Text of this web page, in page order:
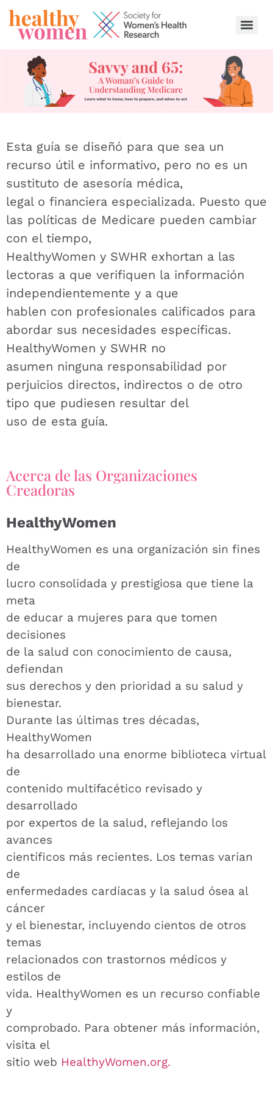
content
Esta guía se diseñó para que sea un
recurso útil e informativo, pero no es un
sustituto de asesoría médica,
legal o financiera especializada. Puesto que
las políticas de Medicare pueden cambiar
con el tiempo,
HealthyWomen y SWHR exhortan a las
lectoras a que verifiquen la información
independientemente y a que
hablen con profesionales calificados para
abordar sus necesidades específicas.
HealthyWomen y SWHR no
asumen ninguna responsabilidad por
perjuicios directos, indirectos o de otro
tipo que pudiesen resultar del
uso de esta guía.
Acerca de las Organizaciones
Creadoras
HealthyWomen
HealthyWomen es una organización sin fines
de
lucro consolidada y prestigiosa que tiene la
meta
de educar a mujeres para que tomen
decisiones
de la salud con conocimiento de causa,
defiendan
sus derechos y den prioridad a su salud y
bienestar.
Durante las últimas tres décadas,
HealthyWomen
ha desarrollado una enorme biblioteca virtual
de
contenido multifacético revisado y
desarrollado
por expertos de la salud, reflejando los
avances
científicos más recientes. Los temas varían
de
enfermedades cardíacas y la salud ósea al
cáncer
y el bienestar, incluyendo cientos de otros
temas
relacionados con trastornos médicos y
estilos de
vida. HealthyWomen es un recurso confiable
y
comprobado. Para obtener más información,
visita el
sitio web HealthyWomen.org.